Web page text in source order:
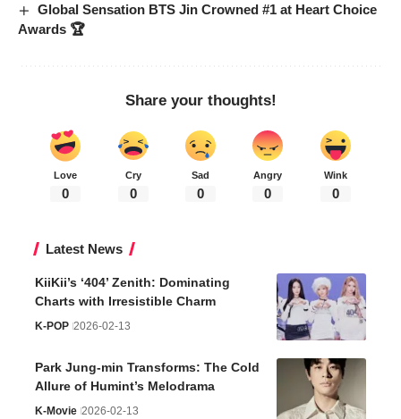
Global Sensation BTS Jin Crowned #1 at Heart Choice
Awards 🏆
Share your thoughts!
Love
0
Cry
0
Sad
0
Angry
0
Wink
0
Latest News
KiiKii’s ‘404’ Zenith: Dominating
Charts with Irresistible Charm
K-POP 2026-02-13
Park Jung-min Transforms: The Cold
Allure of Humint’s Melodrama
K-Movie 2026-02-13